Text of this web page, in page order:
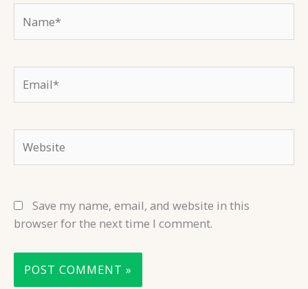
Save my name, email, and website in this
browser for the next time I comment.